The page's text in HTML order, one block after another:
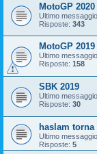
MotoGP 2020
Ultimo
Risposte: 343
MotoGP
Ultimo
Risposte: 158
SBK 2019
Ultimo
Risposte: 30
haslam
Ultimo
Risposte: 5